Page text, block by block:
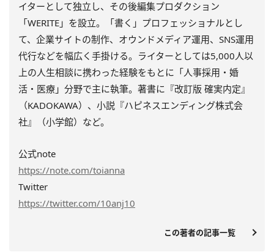
イターとして独立し、その後編集プロダクション
「WERITE」を設立。「書く」プロフェッショナルとし
て、企業サイトの制作、オウンドメディア運用、SNS運用
代行などを幅広く手掛ける。ライターとしては5,000人以
上の人生相談に携わった経験をもとに「人事採用・婚
活・医療」分野で主に執筆。著書に『改訂版 確実内定』
（KADOKAWA）、小説『ハピネスエンディング株式会
社』（小学館）など。
公式note
https://note.com/toianna
Twitter
https://twitter.com/10anj10
この著者の記事一覧